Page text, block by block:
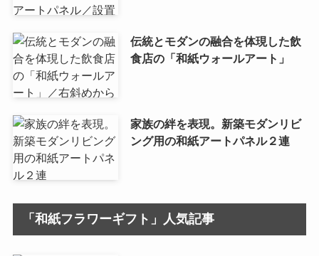
伝統とモダンの融合を体現した飲
食店の「和紙ウォールアート」
家族の絆を表現。新築モダンリビ
ング用の和紙アートパネル２連
「和紙フラワーギフト」人気記事